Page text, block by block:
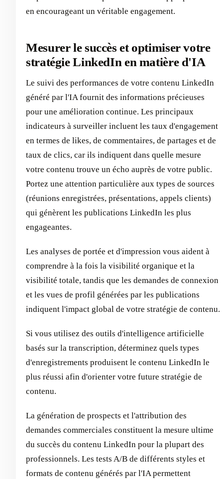
en encourageant un véritable engagement.
Mesurer le succès et optimiser votre
stratégie LinkedIn en matière d'IA
Le suivi des performances de votre contenu LinkedIn
généré par l'IA fournit des informations précieuses
pour une amélioration continue. Les principaux
indicateurs à surveiller incluent les taux d'engagement
en termes de likes, de commentaires, de partages et de
taux de clics, car ils indiquent dans quelle mesure
votre contenu trouve un écho auprès de votre public.
Portez une attention particulière aux types de sources
(réunions enregistrées, présentations, appels clients)
qui génèrent les publications LinkedIn les plus
engageantes.
Les analyses de portée et d'impression vous aident à
comprendre à la fois la visibilité organique et la
visibilité totale, tandis que les demandes de connexion
et les vues de profil générées par les publications
indiquent l'impact global de votre stratégie de contenu.
Si vous utilisez des outils d'intelligence artificielle
basés sur la transcription, déterminez quels types
d'enregistrements produisent le contenu LinkedIn le
plus réussi afin d'orienter votre future stratégie de
contenu.
La génération de prospects et l'attribution des
demandes commerciales constituent la mesure ultime
du succès du contenu LinkedIn pour la plupart des
professionnels. Les tests A/B de différents styles et
formats de contenu générés par l'IA permettent